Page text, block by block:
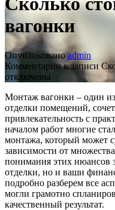
вагонки
Опубликовано admin
Комментариик записи
отключены
Монтаж вагонки – один
отделки помещений,
привлекательность с
началом работ многие
монтажа, который может
зависимости от
понимания этих нюансов
отделки, но и ваши
подробно разберем все
могли грамотно
качественный результат.